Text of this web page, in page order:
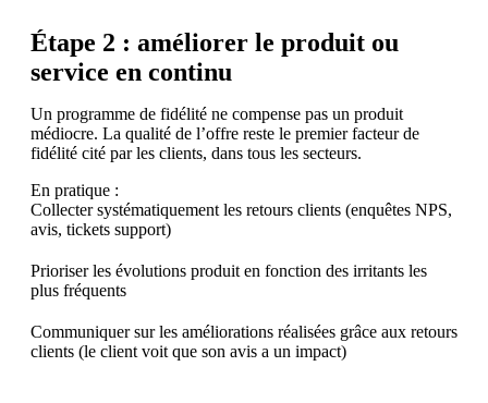
Étape 2 : améliorer le produit ou
service en continu
Un programme de fidélité ne compense pas un produit
médiocre. La qualité de l’offre reste le premier facteur de
fidélité cité par les clients, dans tous les secteurs.
En pratique :
Collecter systématiquement les retours clients (enquêtes NPS,
avis, tickets support)
Prioriser les évolutions produit en fonction des irritants les
plus fréquents
Communiquer sur les améliorations réalisées grâce aux retours
clients (le client voit que son avis a un impact)